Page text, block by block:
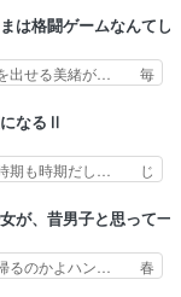
のね… こんなデカイ
姉… ダラさん、人型
の国も同じ… ご視聴
もよろし… 握った◯
るプレ… ヨコヤの頭
利用… 夜の国のヨコ
… やはりヨコヤいい
で出演いたしまし
は格闘ゲームなんてし
を出せる美緒が… 毎
やる気無く… テー
、美緒がテ… すげー
女性声優… 深夜の格
っぽど… 真剣に授業
ゃ… 受験勉強と戦闘
勉強嫌いでバトル
なるⅡ
時期も時期だし… じ
てると思う… クル
一緒におっ… 帰省、
的には確… 父親から
退治の… ここでヘン
が、昔男子と思って一
帰るのかよハン… 春